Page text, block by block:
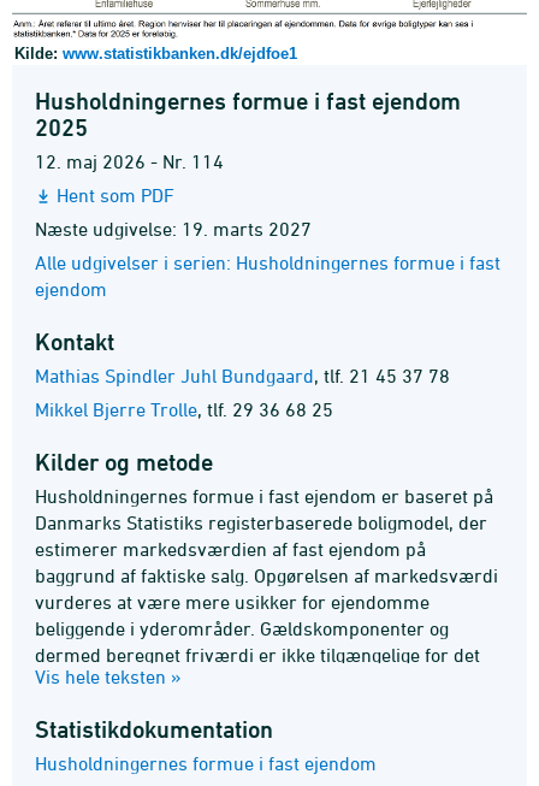
Kilde: www.statistikbanken.dk/ejdfoe1
Husholdningernes formue i fast ejendom
2025
12. maj 2026 - Nr. 114
Hent som PDF
Næste udgivelse: 19. marts 2027
Alle udgivelser i serien: Husholdningernes formue i fast
ejendom
Kontakt
Mathias Spindler Juhl Bundgaard, tlf. 21 45 37 78
Mikkel Bjerre Trolle, tlf. 29 36 68 25
Kilder og metode
Husholdningernes formue i fast ejendom er baseret på
Danmarks Statistiks registerbaserede boligmodel, der
estimerer markedsværdien af fast ejendom på
baggrund af faktiske salg. Opgørelsen af markedsværdi
vurderes at være mere usikker for ejendomme
beliggende i yderområder. Gældskomponenter og
dermed beregnet friværdi er ikke tilgængelige for det
seneste år og er derfor udeladt.
Vis hele teksten »
Statistik­dokumentation
Husholdningernes formue i fast ejendom